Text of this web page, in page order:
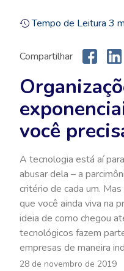
Tempo de Leitura 3
Compartilhar
você
A tecnologia está aí
abusar dela – a
critério de cada um.
que você ainda viva na
ideia de como chegou
tecnológicos fazem
empresas de maneira
28 de novembro de 2019